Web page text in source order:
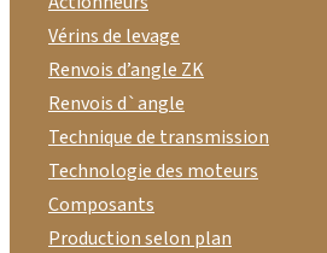
Vérins de levage
Renvois d’angle ZK
Renvois d`angle
Technique de transmission
Technologie des moteurs
Composants
Production selon plan